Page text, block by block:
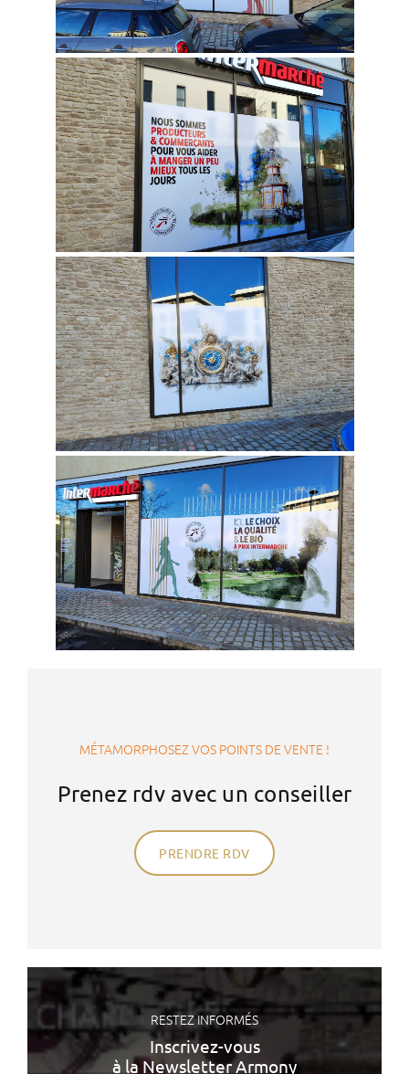
MÉTAMORPHOSEZ VOS POINTS DE VENTE !
Prenez rdv avec un conseiller
PRENDRE RDV
RESTEZ INFORMÉS
Inscrivez-vous
à la Newsletter Armony